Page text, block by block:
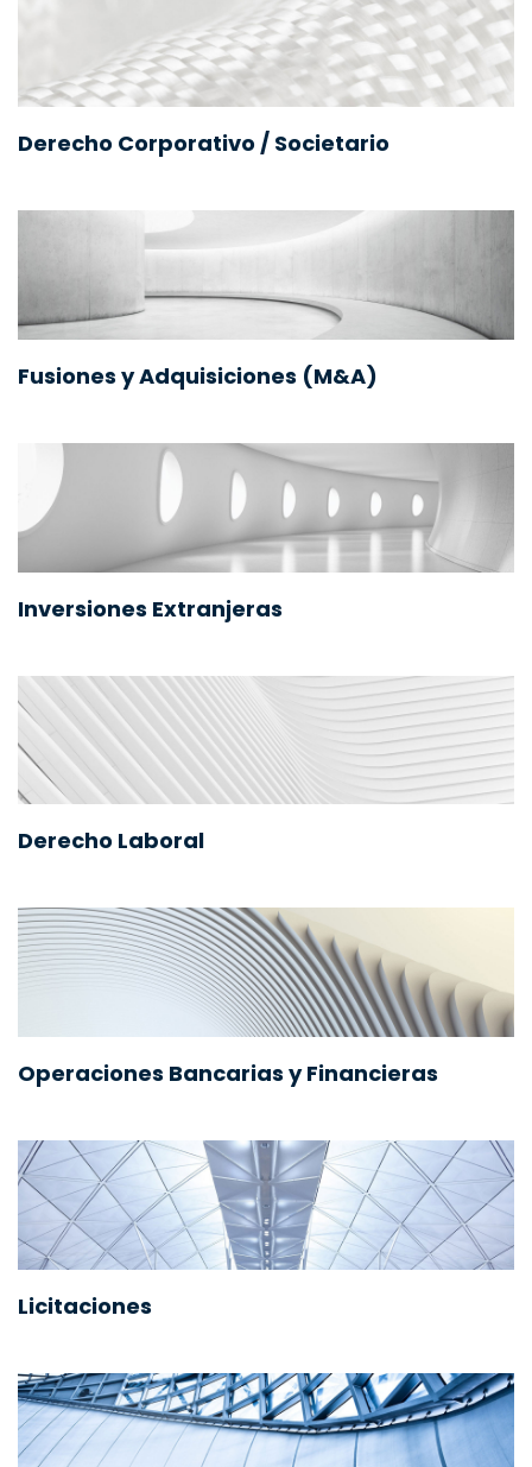
Derecho Corporativo / Societario
Fusiones y Adquisiciones (M&A)
Inversiones Extranjeras
Derecho Laboral
Operaciones Bancarias y Financieras
Licitaciones